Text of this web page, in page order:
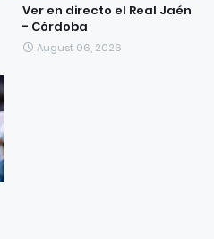
Ver en directo el Real Jaén
- Córdoba
August 06, 2026